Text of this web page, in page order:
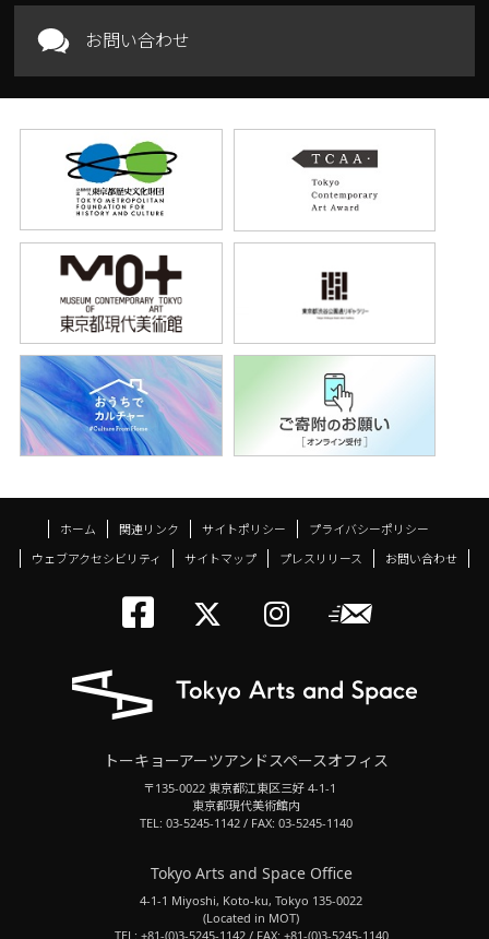
お問い合わせ
ホーム 関連リンク サイトポリシー
プライバシーポリシー
ウェブアクセシビリティ
サイトマップ プレスリリース お問い合わせ
トーキョーアーツ
メールニ
トーキョーアーツアンドスペースオフィス
〒135-0022 東京都江東区三好 4-1-1
東京都現代美術館内
TEL: 03-5245-1142 / FAX: 03-5245-1140
Tokyo Arts and Space Office
4-1-1 Miyoshi, Koto-ku, Tokyo 135-0022
(Located in MOT)
TEL: +81-(0)3-5245-1142 / FAX: +81-(0)3-5245-1140